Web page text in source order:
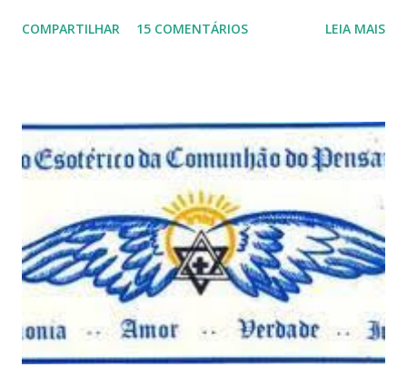
porque nem mesmo eu as tenho desta forma. Eu vos
e talvez contraditória a sua própria visão. Durante todo
este mês estaremos debatendo este tema e gostaríamos de
convida-lo a deixar seus comentários e reflexões no final
do texto clicando em novo comentário e acompanhar as
respostas e sugestões dos demais. Não estranhem o fato
de que teremos mais perguntas do que respostas, mais
reflexões do que formulações prontas, pois as perguntas
parecem contribuir mais para o aprendizado do que as
afirmações. Quem de nós pode de fato afirmar alguma coi...
COMPARTILHAR 15 COMENTÁRIOS LEIA MAIS